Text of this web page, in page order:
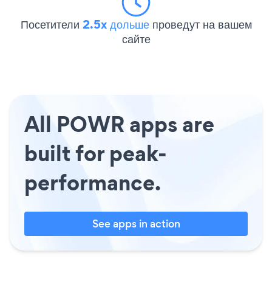
Посетители 2.5x дольше проведут на вашем
сайте
All POWR apps are
built for peak-
performance.
See apps in action